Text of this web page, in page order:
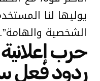
يوليها لنا
الشخصية والهامة”.
حرب
ردود فعل